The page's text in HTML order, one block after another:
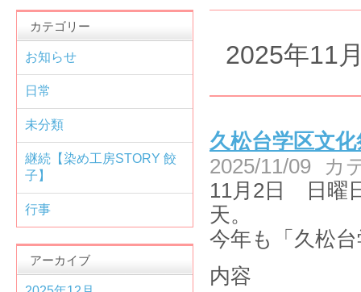
2025年11
久松台学区文
2025/11/09
カ
11月2日 日曜
今年も「久松
内容
カテゴリー
お知らせ
日常
未分類
継続【染め工房STORY 餃
子】
行事
アーカイブ